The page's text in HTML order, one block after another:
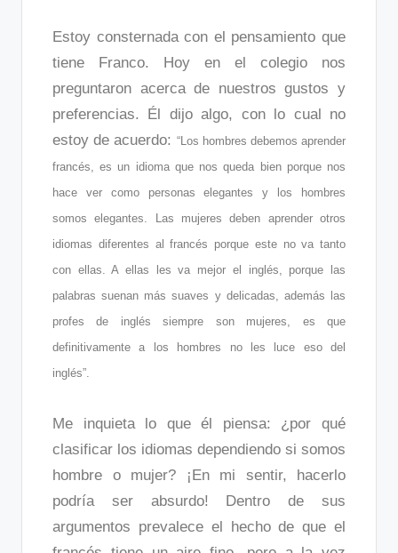
Estoy consternada con el pensamiento que
tiene Franco. Hoy en el colegio nos
preguntaron acerca de nuestros gustos y
preferencias. Él dijo algo, con lo cual no
estoy de acuerdo: “Los hombres debemos aprender
francés, es un idioma que nos queda bien porque nos
hace ver como personas elegantes y los hombres
somos elegantes. Las mujeres deben aprender otros
idiomas diferentes al francés porque este no va tanto
con ellas. A ellas les va mejor el inglés, porque las
palabras suenan más suaves y delicadas, además las
profes de inglés siempre son mujeres, es que
definitivamente a los hombres no les luce eso del
inglés”.
Me inquieta lo que él piensa: ¿por qué
clasificar los idiomas dependiendo si somos
hombre o mujer? ¡En mi sentir, hacerlo
podría ser absurdo! Dentro de sus
argumentos prevalece el hecho de que el